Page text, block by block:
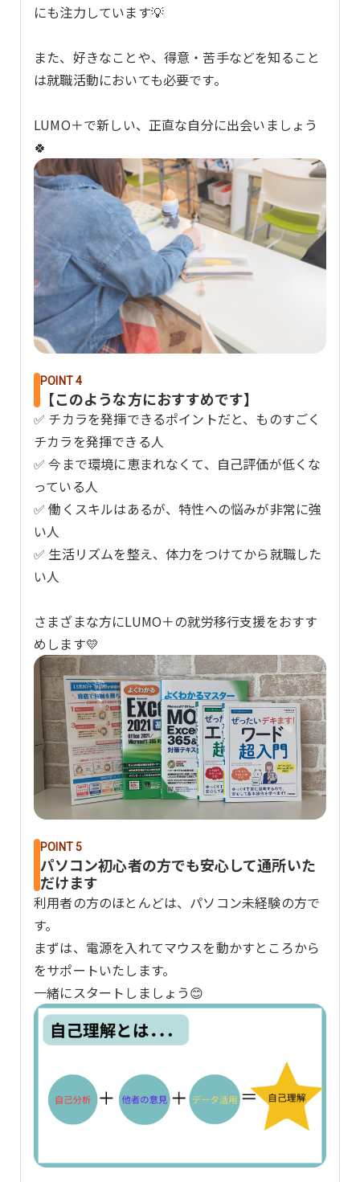
にも注力しています💡
また、好きなことや、得意・苦手などを知ること
は就職活動においても必要です。
LUMO＋で新しい、正直な自分に出会いましょう
🍀
POINT 4
【このような方におすすめです】
✅ チカラを発揮できるポイントだと、ものすごく
チカラを発揮できる人
✅ 今まで環境に恵まれなくて、自己評価が低くな
っている人
✅ 働くスキルはあるが、特性への悩みが非常に強
い人
✅ 生活リズムを整え、体力をつけてから就職した
い人
さまざまな方にLUMO＋の就労移行支援をおすす
めします💛
POINT 5
パソコン初心者の方でも安心して通所いた
だけます
利用者の方のほとんどは、パソコン未経験の方で
す。
まずは、電源を入れてマウスを動かすところから
をサポートいたします。
一緒にスタートしましょう😊